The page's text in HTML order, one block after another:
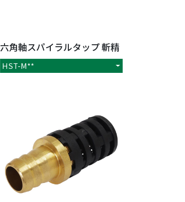
六角軸スパイラルタップ 斬精
HST-M**